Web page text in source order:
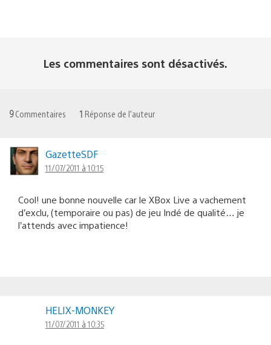
Les commentaires sont désactivés.
9Commentaires 1 Réponse de l'auteur
GazetteSDF
11/07/2011 à 10:15
Cool! une bonne nouvelle car le XBox Live a vachement
d’exclu, (temporaire ou pas) de jeu Indé de qualité… je
l’attends avec impatience!
HELIX-MONKEY
11/07/2011 à 10:35